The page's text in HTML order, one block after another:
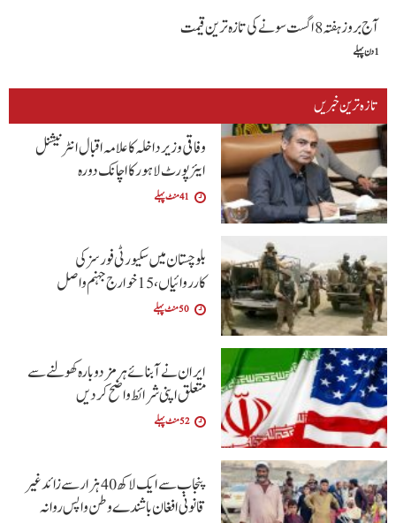
آج بروز ہفتہ 8 اگست سونے کی تازہ ترین قیمت
1 دن پہلے
تازہ ترین خبریں
وفاقی وزیر داخلہ کا علامہ اقبال انٹرنیشنل
ایئرپورٹ لاہور کا اچانک دورہ
41 منٹ پہلے
بلوچستان میں سکیورٹی فورسز کی
کارروائیاں، 15 خوارج جہنم واصل
50 منٹ پہلے
ایران نے آبنائے ہرمز دوبارہ کھولنے سے
متعلق اپنی شرائط واضح کردیں
52 منٹ پہلے
پنجاب سے ایک لاکھ 40 ہزار سے زائد غیر
قانونی افغان باشندے وطن واپس روانہ